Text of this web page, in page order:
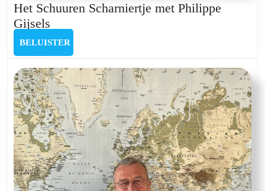
Het Schuuren Scharniertje met Philippe
Gijsels
Schuuren
Scharniertje
met
Philippe
Gijsels
BELUISTER